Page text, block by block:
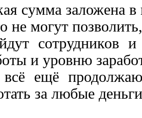
сумма заложена
не могут
сотрудников
и уровню
ещё
за любые